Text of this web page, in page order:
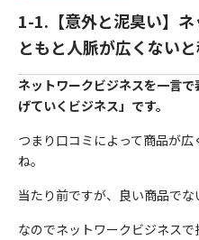
1-1.【意外と泥臭い】
ともと人脈が広くない
ネットワークビジネスを一言で
げていくビジネス」 です。
つまり口コミによって商品が
ね。
当たり前ですが、良い商品でな
なのでネットワークビジネス